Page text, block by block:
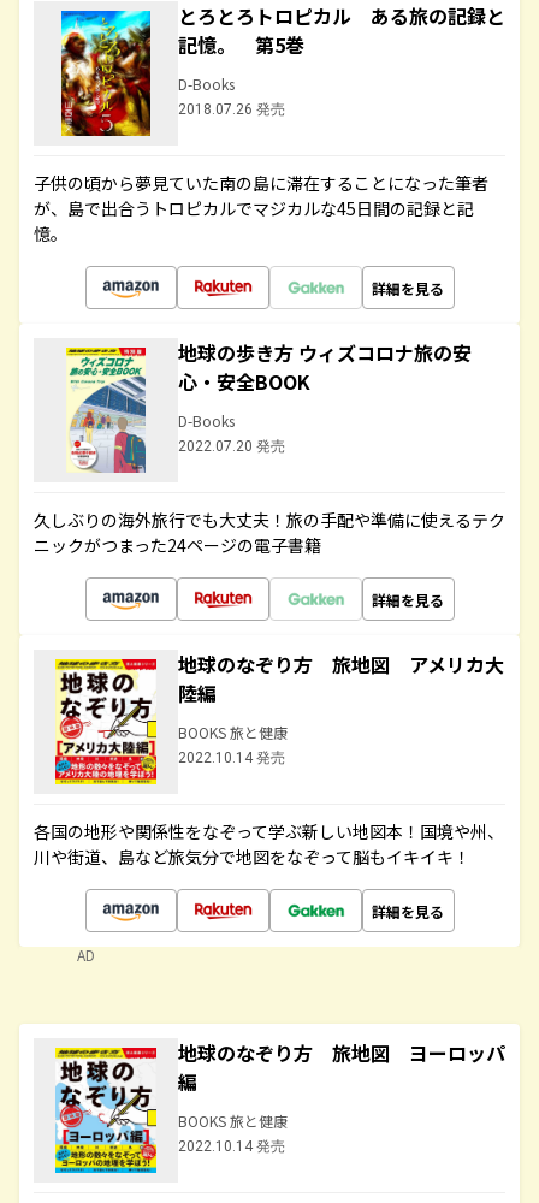
とろとろトロピカル ある旅の記録と
記憶。 第5巻
D-Books
2018.07.26 発売
子供の頃から夢見ていた南の島に滞在することになった筆者
が、島で出合うトロピカルでマジカルな45日間の記録と記
憶。
詳細を見る
地球の歩き方 ウィズコロナ旅の安
心・安全BOOK
D-Books
2022.07.20 発売
久しぶりの海外旅行でも大丈夫！旅の手配や準備に使えるテク
ニックがつまった24ページの電子書籍
詳細を見る
地球のなぞり方 旅地図 アメリカ大
陸編
BOOKS 旅と健康
2022.10.14 発売
各国の地形や関係性をなぞって学ぶ新しい地図本！国境や州、
川や街道、島など旅気分で地図をなぞって脳もイキイキ！
詳細を見る
AD
地球のなぞり方 旅地図 ヨーロッパ
編
BOOKS 旅と健康
2022.10.14 発売